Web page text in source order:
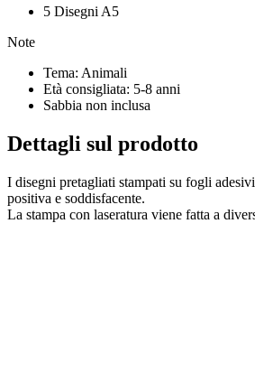
5 Disegni A5
Note
Tema: Animali
Età consigliata: 5-8 anni
Sabbia non inclusa
Dettagli sul prodotto
I disegni pretagliati stampati su fogli
positiva e soddisfacente.
La stampa con laseratura viene fatta a